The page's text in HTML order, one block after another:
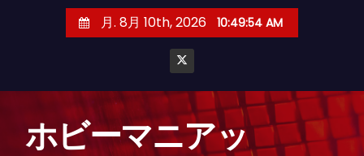
月. 8月 10th, 2026 10:49:55 AM
ホビーマニアッ